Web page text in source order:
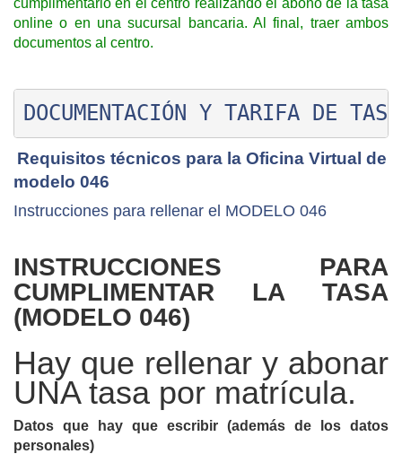
online o en una sucursal bancaria. Al final, traer ambos
documentos al centro.
DOCUMENTACIÓN Y TARIFA DE
Requisitos técnicos para la Oficina Virtual de
modelo 046
Instrucciones para rellenar el MODELO 046
INSTRUCCIONES PARA
CUMPLIMENTAR LA TASA
(MODELO 046)
Hay que rellenar y abonar
UNA tasa por matrícula.
Datos que hay que escribir (además de los datos
personales)